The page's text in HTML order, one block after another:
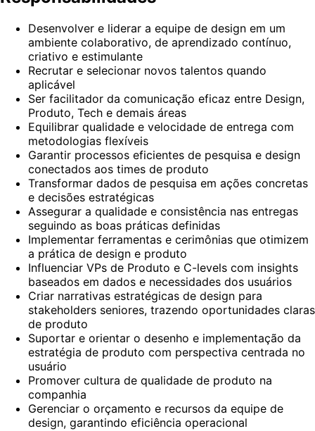
Desenvolver e liderar a equipe de design em um
ambiente colaborativo, de aprendizado contínuo,
criativo e estimulante
Recrutar e selecionar novos talentos quando
aplicável
Ser facilitador da comunicação eficaz entre Design,
Produto, Tech e demais áreas
Equilibrar qualidade e velocidade de entrega com
metodologias flexíveis
Garantir processos eficientes de pesquisa e design
conectados aos times de produto
Transformar dados de pesquisa em ações concretas
e decisões estratégicas
Assegurar a qualidade e consistência nas entregas
seguindo as boas práticas definidas
Implementar ferramentas e cerimônias que otimizem
a prática de design e produto
Influenciar VPs de Produto e C-levels com insights
baseados em dados e necessidades dos usuários
Criar narrativas estratégicas de design para
stakeholders seniores, trazendo oportunidades claras
de produto
Suportar e orientar o desenho e implementação da
estratégia de produto com perspectiva centrada no
usuário
Promover cultura de qualidade de produto na
companhia
Gerenciar o orçamento e recursos da equipe de
design, garantindo eficiência operacional